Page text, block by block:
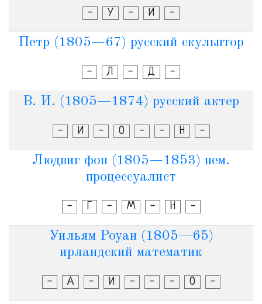
- У - И -
Петр (1805—67) русский скульптор
- Л - Д -
В. И. (1805—1874) русский актер
- И - О - - Н -
Людвиг фон (1805—1853) нем.
процессуалист
- Г - М - Н -
Уильям Роуан (1805—65)
ирландский математик
- А - И - - - О -